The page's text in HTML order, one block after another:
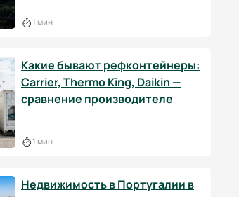
1 мин
Какие бывают рефконтейнеры:
Carrier, Thermo King, Daikin —
сравнение производителе
1 мин
Недвижимость в Португалии в